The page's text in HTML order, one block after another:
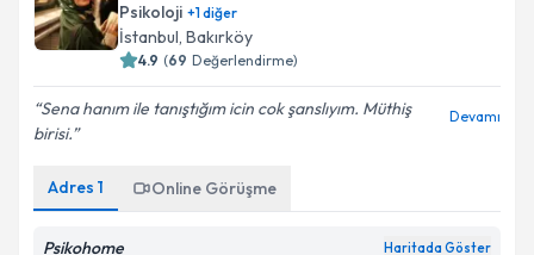
Psikoloji +1diğer
İstanbul, Bakırköy
4.9 (69 Değerlendirme)
Sena hanım ile tanıştığım icin cok şanslıyım. Müthiş
birisi.
Devamı
Adres 1 Online Görüşme
Psikohome Haritada Göster